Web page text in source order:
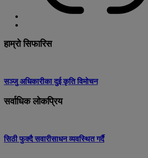
हाम्रो सिफारिस
सञ्जु अधिकारीका दुई कृति विमोचन
सर्वाधिक लोकप्रिय
सिठी फुक्दै सवारीसाधन व्यवस्थित गर्दै